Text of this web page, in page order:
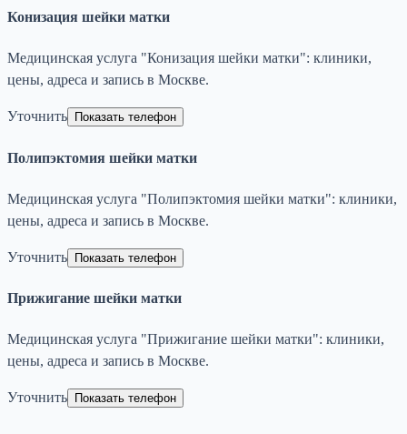
Конизация шейки матки
Медицинская услуга "Конизация шейки матки": клиники,
цены, адреса и запись в Москве.
Уточнить Показать телефон
Полипэктомия шейки матки
Медицинская услуга "Полипэктомия шейки матки": клиники,
цены, адреса и запись в Москве.
Уточнить Показать телефон
Прижигание шейки матки
Медицинская услуга "Прижигание шейки матки": клиники,
цены, адреса и запись в Москве.
Уточнить Показать телефон